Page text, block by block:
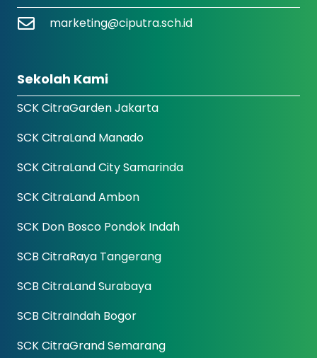
marketing@ciputra.sch.id
Sekolah Kami
SCK CitraGarden Jakarta
SCK CitraLand Manado
SCK CitraLand City Samarinda
SCK CitraLand Ambon
SCK Don Bosco Pondok Indah
SCB CitraRaya Tangerang
SCB CitraLand Surabaya
SCB CitraIndah Bogor
SCK CitraGrand Semarang